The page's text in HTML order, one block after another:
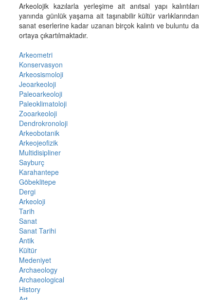
Arkeolojik kazılarla yerleşime ait anıtsal yapı kalıntıları
yanında günlük yaşama ait taşınabilir kültür varlıklarından
sanat eserlerine kadar uzanan birçok kalıntı ve buluntu da
ortaya çıkartılmaktadır.
Arkeometri
Konservasyon
Arkeosismoloji
Jeoarkeoloji
Paleoarkeoloji
Paleoklimatoloji
Zooarkeoloji
Dendrokronoloji
Arkeobotanik
Arkeojeofizik
Multidisipliner
Sayburç
Karahantepe
Göbeklitepe
Dergi
Arkeoloji
Tarih
Sanat
Sanat Tarihi
Antik
Kültür
Medeniyet
Archaeology
Archaeological
History